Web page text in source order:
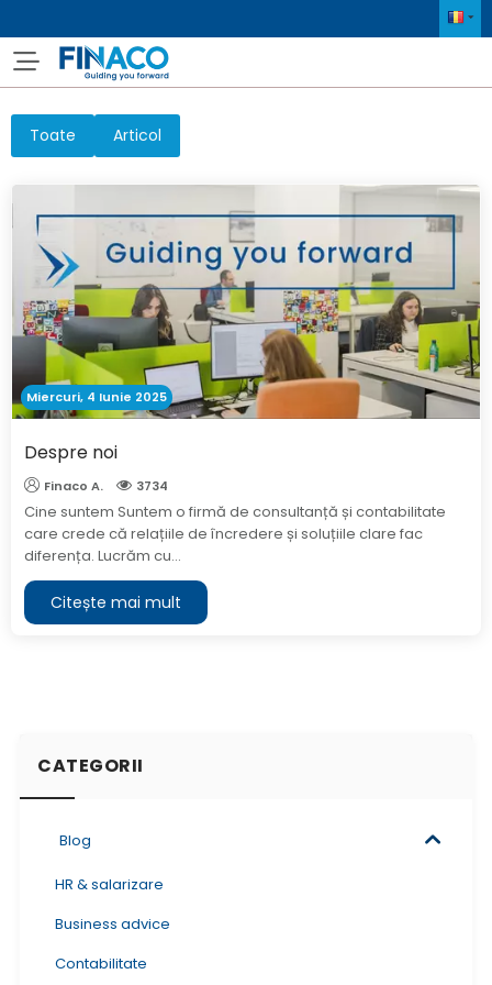
Toate Articol
Miercuri, 4 Iunie 2025
Despre noi
Finaco A. 3734
Cine suntem Suntem o firmă de consultanță și contabilitate
care crede că relațiile de încredere și soluțiile clare fac
diferența. Lucrăm cu...
Citește mai mult
CATEGORII
Blog
HR & salarizare
Business advice
Contabilitate